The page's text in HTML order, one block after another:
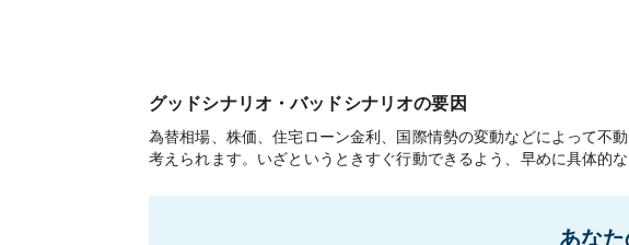
グッドシナリオ・バッドシナリオの要因
為替相場、株価、住宅ローン金利、国際情勢の変動などによって不
考えられます。いざというときすぐ行動できるよう、早めに具体的
あな